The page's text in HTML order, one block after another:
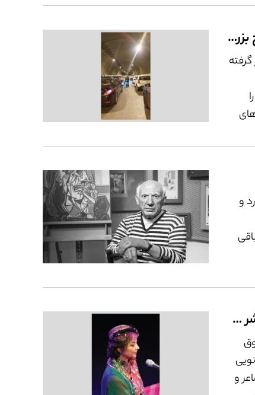
دوازده روز چشم‌ در چشم با هیچ بزرگ
که در آن ۱۲ روز گرفته
لذت
و
آرزو دارم لالایی‏‌هایم در ایران منتشر شوند
و